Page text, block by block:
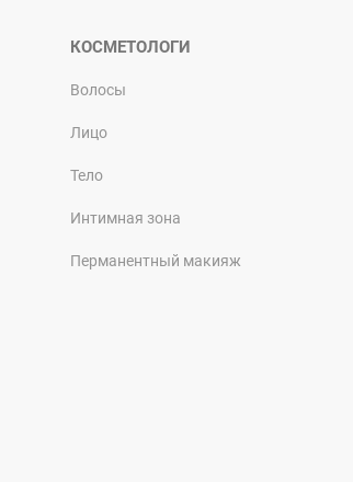
КОСМЕТОЛОГИ
Волосы
Лицо
Тело
Интимная зона
Перманентный макияж